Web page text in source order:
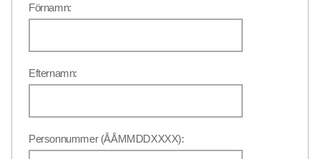
Förnamn:
Efternamn:
Personnummer (ÅÅMMDDXXXX):